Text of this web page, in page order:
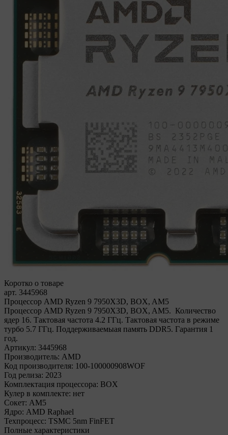
Коротко о товаре
арт. 3445968
Процессор AMD Ryzen 9 7950X3D, BOX, AM5
Процессор AMD Ryzen 9 7950X3D, BOX, AM5. Количество
ядер 16. Тактовая частота 4.2 ГГц. Тактовая частота в режиме
турбо 5.7 ГГц. Поддерживаемыая память DDR5. Гарантия 1
год.
Артикул: 3445968
Производитель: AMD
Код производителя: 100-100000908WOF
Год релиза: 2023
Комплектация процессора: BOX
Кулер в комплекте: нет
Сокет: AM5
Ядро: AMD Raphael
Техпроцесс: TSMC 5nm FinFET
Полные характеристики